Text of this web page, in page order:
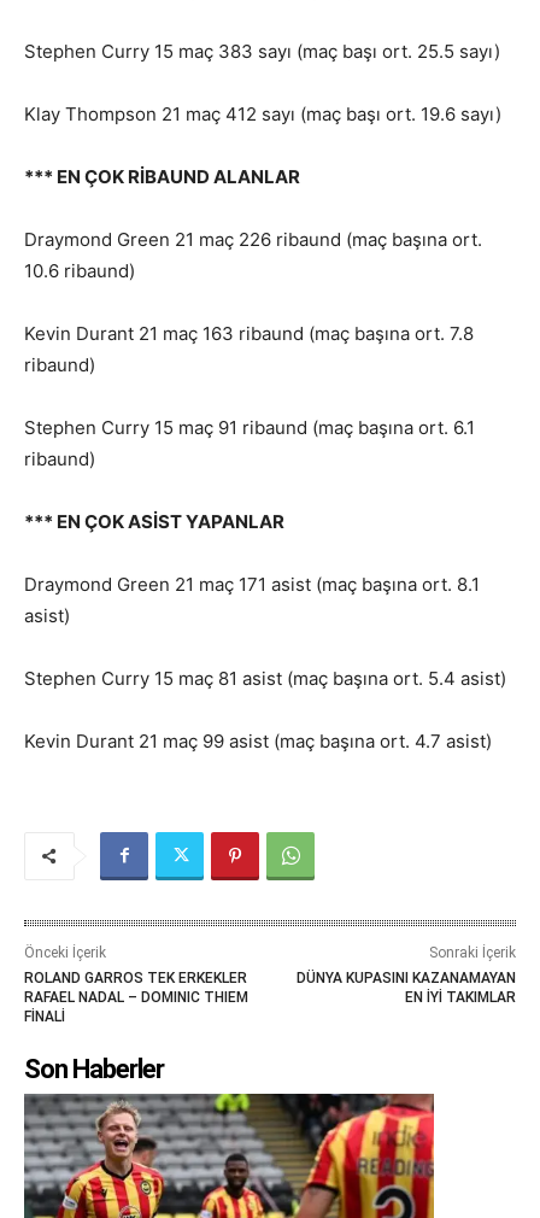
Stephen Curry 15 maç 383 sayı (maç başı ort. 25.5 sayı)
Klay Thompson 21 maç 412 sayı (maç başı ort. 19.6 sayı)
*** EN ÇOK RİBAUND ALANLAR
Draymond Green 21 maç 226 ribaund (maç başına ort.
10.6 ribaund)
Kevin Durant 21 maç 163 ribaund (maç başına ort. 7.8
ribaund)
Stephen Curry 15 maç 91 ribaund (maç başına ort. 6.1
ribaund)
*** EN ÇOK ASİST YAPANLAR
Draymond Green 21 maç 171 asist (maç başına ort. 8.1
asist)
Stephen Curry 15 maç 81 asist (maç başına ort. 5.4 asist)
Kevin Durant 21 maç 99 asist (maç başına ort. 4.7 asist)
Önceki İçerik
ROLAND GARROS TEK ERKEKLER
RAFAEL NADAL – DOMINIC THIEM
FİNALİ
Sonraki İçerik
DÜNYA KUPASINI KAZANAMAYAN
EN İYİ TAKIMLAR
Son Haberler